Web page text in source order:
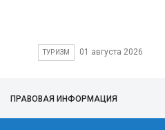
ТУРИЗМ 01 августа 2026
ПРАВОВАЯ ИНФОРМАЦИЯ